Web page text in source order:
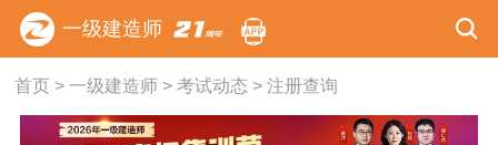
一级建造师
首页> 一级建造师> 考试动态 > 注册查询